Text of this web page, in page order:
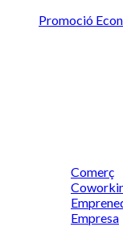
Promoció
Comerç
Empresa